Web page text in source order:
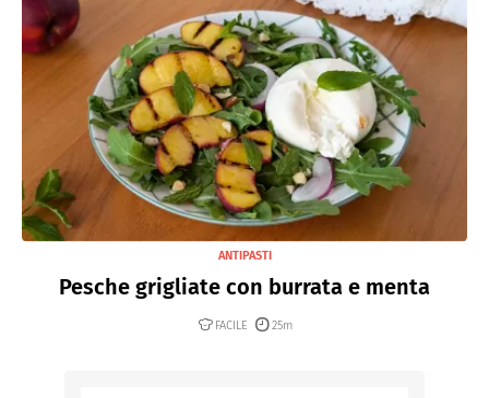
ANTIPASTI
Pesche grigliate con burrata e menta
FACILE 25m